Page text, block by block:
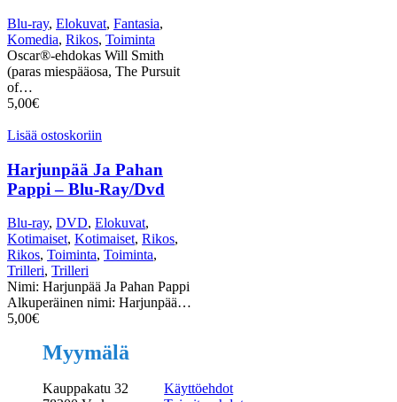
Blu-ray, Elokuvat, Fantasia,
Komedia, Rikos, Toiminta
Oscar®-ehdokas Will Smith
(paras miespääosa, The Pursuit
of…
5,00€
Lisää ostoskoriin
Harjunpää Ja Pahan
Pappi – Blu-Ray/Dvd
Blu-ray, DVD, Elokuvat,
Kotimaiset, Kotimaiset, Rikos,
Rikos, Toiminta, Toiminta,
Trilleri, Trilleri
Nimi: Harjunpää Ja Pahan Pappi
Alkuperäinen nimi: Harjunpää…
5,00€
Myymälä
Kauppakatu 32
Käyttöehdot